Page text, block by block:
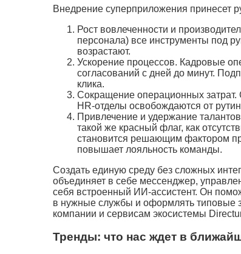
Внедрение суперприложения принесет
Рост вовлеченности и
персонала) все инструменты под
возрастают.
Ускорение процессов. Кадровые
согласований с дней до минут.
клика.
Сокращение операционных затрат.
HR-отделы освобождаются от
Привлечение и удержание
такой же красный флаг, как
становится решающим фактором
повышает лояльность команды.
Создать единую среду без сложных
объединяет в себе мессенджер,
себя встроенный ИИ-ассистент. Он
в нужные службы и оформлять типовые
компании и сервисам экосистемы
Тренды: что нас ждет в